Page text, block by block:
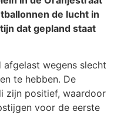
de lucht in
dat gepland staat
wegens slecht
te hebben. De
zijn positief, waardoor
voor de eerste